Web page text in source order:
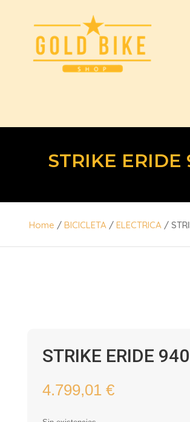
STRIKE ERIDE
Home /BICICLETA /ELECTRICA /
STRIKE ERIDE 940
4.799,01 €